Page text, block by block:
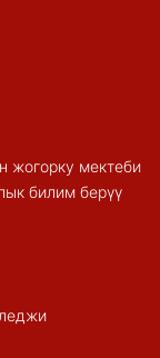
жогорку мектеби
билим берүү